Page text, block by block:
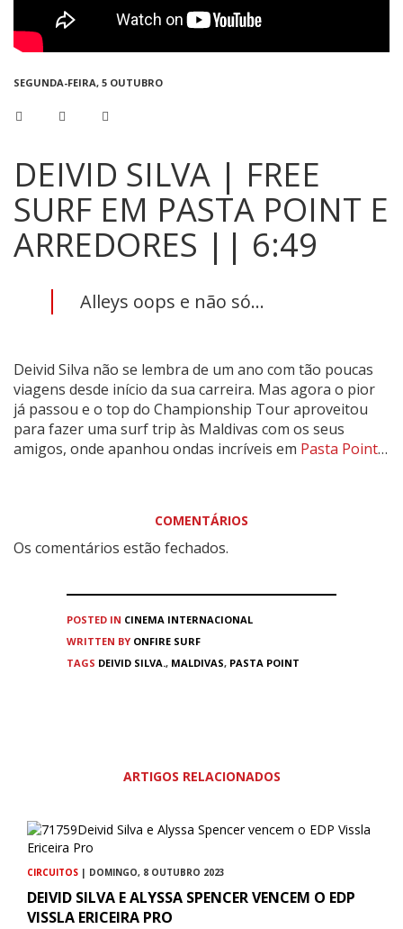
SEGUNDA-FEIRA, 5 OUTUBRO
DEIVID SILVA | FREE
SURF EM PASTA POINT E
ARREDORES || 6:49
Alleys oops e não só...
Deivid Silva não se lembra de um ano com tão poucas
viagens desde início da sua carreira. Mas agora o pior
já passou e o top do Championship Tour aproveitou
para fazer uma surf trip às Maldivas com os seus
amigos, onde apanhou ondas incríveis em Pasta Point…
COMENTÁRIOS
Os comentários estão fechados.
POSTED IN CINEMA INTERNACIONAL
WRITTEN BY ONFIRE SURF
TAGS DEIVID SILVA., MALDIVAS, PASTA POINT
ARTIGOS RELACIONADOS
CIRCUITOS | DOMINGO, 8 OUTUBRO 2023
DEIVID SILVA E ALYSSA SPENCER VENCEM O EDP
VISSLA ERICEIRA PRO